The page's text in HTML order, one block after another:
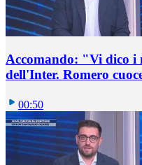
Accomando: "Vi dico i
dell'Inter. Romero
00:50